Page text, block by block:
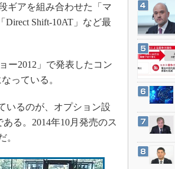
メント
設計・開発
ギアを組み合わせた「マ
Shift-10AT」など最
ー2012」で発表したコン
っている。
いるのが、オプション設
る。2014年10月発売のス
。